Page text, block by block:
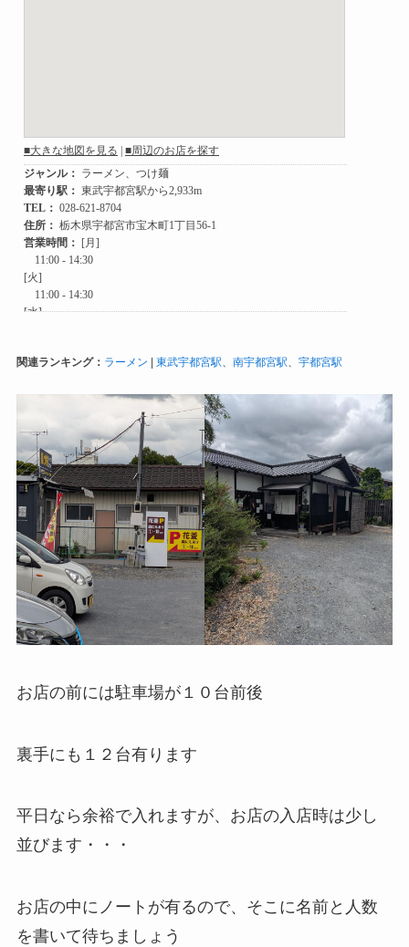
関連ランキング： ラーメン 東武宇都宮駅、 南宇都宮駅、 宇都宮駅
お店の前には駐車場が１０台前後
裏手にも１２台有ります
平日なら余裕で入れますが、お店の入店時は少し
並びます・・・
お店の中にノートが有るので、そこに名前と人数
を書いて待ちましょう